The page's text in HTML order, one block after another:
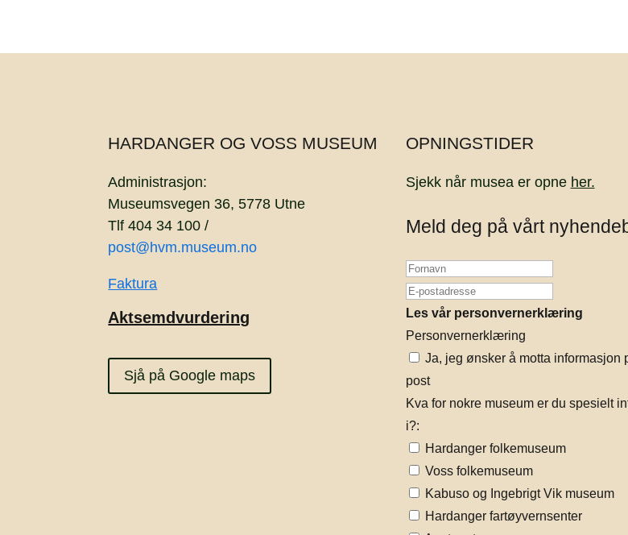
HARDANGER OG VOSS MUSEUM
Administrasjon:
Museumsvegen 36, 5778 Utne
Tlf 404 34 100 /
post@hvm.museum.no
Faktura
Aktsemdvurdering
Sjå på Google maps
OPNINGSTIDER
Sjekk når musea er opne her.
Meld deg på vårt
Les vår personvernerklæring
Personvernerklæring
Ja, jeg ønsker å motta informasjon
post
Kva for nokre museum er du spesielt
i?:
Hardanger folkemuseum
Voss folkemuseum
Kabuso og Ingebrigt Vik museum
Hardanger fartøyvernsenter